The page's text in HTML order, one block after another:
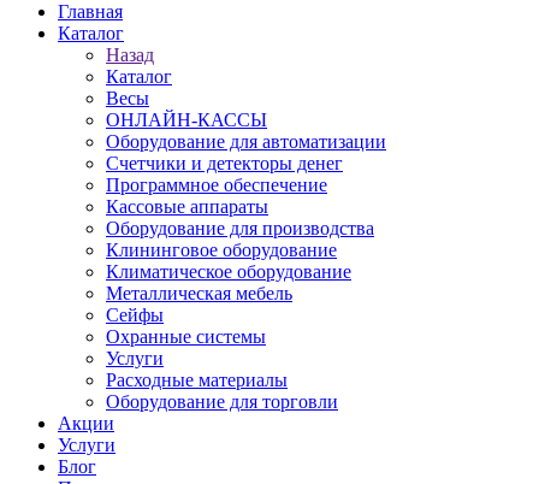
Главная
Каталог
Назад
Каталог
Весы
ОНЛАЙН-КАССЫ
Оборудование для автоматизации
Счетчики и детекторы денег
Программное обеспечение
Кассовые аппараты
Оборудование для производства
Клининговое оборудование
Климатическое оборудование
Металлическая мебель
Сейфы
Охранные системы
Услуги
Расходные материалы
Оборудование для торговли
Акции
Услуги
Блог